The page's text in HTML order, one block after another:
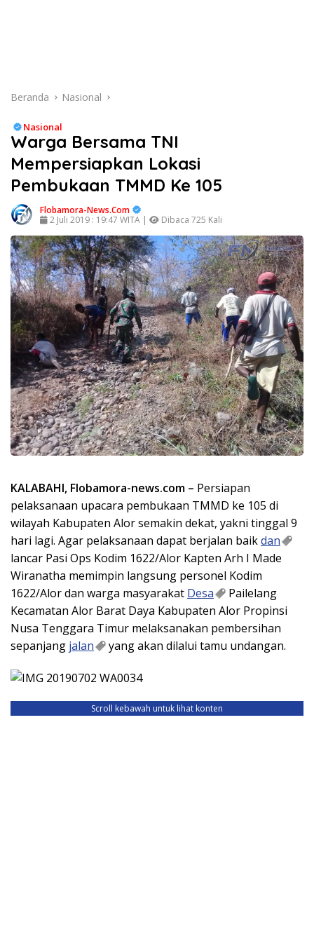
Beranda Nasional
Nasional
Warga Bersama TNI
Mempersiapkan Lokasi
Pembukaan TMMD Ke 105
Flobamora-News.Com
2 Juli 2019 : 19:47 WITA |
Dibaca 725 Kali
KALABAHI, Flobamora-news.com – Persiapan
pelaksanaan upacara pembukaan TMMD ke 105 di
wilayah Kabupaten Alor semakin dekat, yakni tinggal 9
hari lagi. Agar pelaksanaan dapat berjalan baikdan
lancar Pasi Ops Kodim 1622/Alor Kapten Arh I Made
Wiranatha memimpin langsung personel Kodim
1622/Alor dan warga masyarakat Desa
Pailelang
Kecamatan Alor Barat Daya Kabupaten Alor Propinsi
Nusa Tenggara Timur melaksanakan pembersihan
sepanjang jalan yang akan dilalui tamu undangan.
Scroll kebawah untuk lihat konten